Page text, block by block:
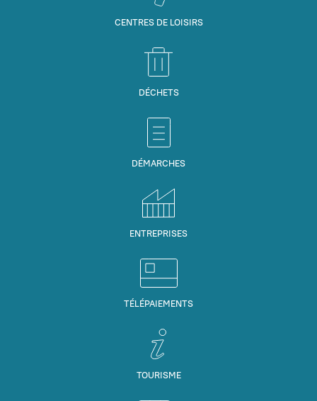
CENTRES DE LOISIRS
DÉCHETS
DÉMARCHES
ENTREPRISES
TÉLÉPAIEMENTS
TOURISME